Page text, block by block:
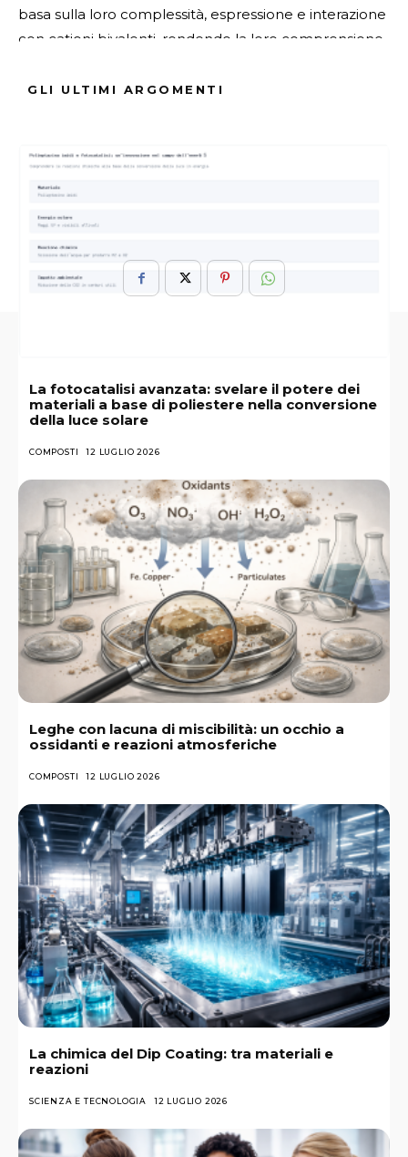
basa sulla loro complessità, espressione e interazione
con cationi bivalenti, rendendo la loro comprensione
ARGOMENTI :
GLI ULTIMI ARGOMENTI
La fotocatalisi avanzata: svelare il potere dei
materiali a base di poliestere nella conversione
della luce solare
COMPOSTI 12 LUGLIO 2026
Leghe con lacuna di miscibilità: un occhio a
ossidanti e reazioni atmosferiche
COMPOSTI 12 LUGLIO 2026
La chimica del Dip Coating: tra materiali e
reazioni
SCIENZA E TECNOLOGIA 12 LUGLIO 2026